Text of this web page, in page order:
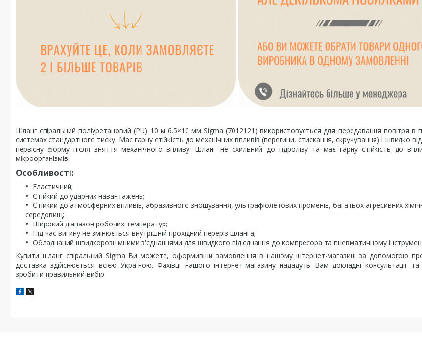
Шланг спіральний поліуретановий (PU) 10 м 6.5×10 мм Sigma (7012121) використовується для передавання повітря в
системах стандартного тиску. Має гарну стійкість до механічних впливів (перегини, стискання, скручування) і швидко
первісну форму після зняття механічного впливу. Шланг не схильний до гідролізу та має гарну стійкість до
мікроорганізмів.
Особливості:
Еластичний;
Стійкий до ударних навантажень;
Стійкий до атмосферних впливів, абразивного зношування, ультрафіолетових променів, багатьох агресивних
середовищ;
Широкий діапазон робочих температур;
Під час вигину не змінюється внутрішній прохідний переріз шланга;
Обладнаний швидкорознімними з'єднаннями для швидкого під'єднання до компресора та пневматичному
Купити шланг спіральний Sigma Ви можете, оформивши замовлення в нашому інтернет-магазині за допомогою
доставка здійснюється всією Україною. Фахівці нашого інтернет-магазину нададуть Вам докладні консультації
зробити правильний вибір.